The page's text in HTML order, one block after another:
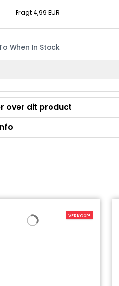
Fragt 4,99 EUR
When In Stock
over dit product
VERKOOP!